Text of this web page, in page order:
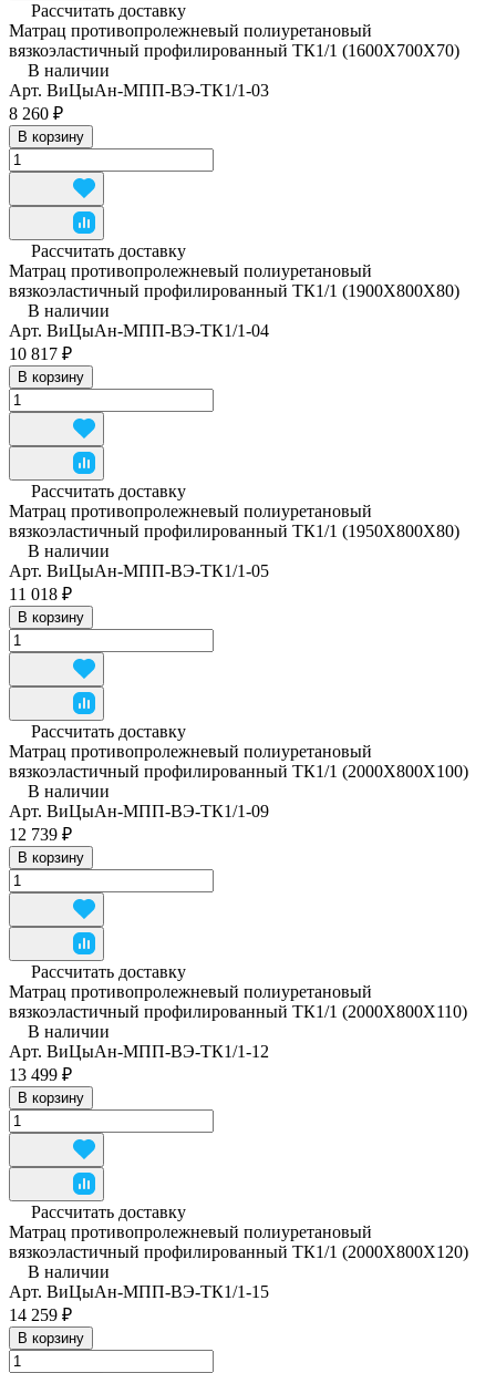
Рассчитать доставку
Матрац противопролежневый полиуретановый
вязкоэластичный профилированный ТК1/1 (1600Х700Х70)
В наличии
Арт. ВиЦыАн-МПП-ВЭ-ТК1/1-03
8 260 ₽
В корзину
Рассчитать доставку
Матрац противопролежневый полиуретановый
вязкоэластичный профилированный ТК1/1 (1900Х800Х80)
В наличии
Арт. ВиЦыАн-МПП-ВЭ-ТК1/1-04
10 817 ₽
В корзину
Рассчитать доставку
Матрац противопролежневый полиуретановый
вязкоэластичный профилированный ТК1/1 (1950Х800Х80)
В наличии
Арт. ВиЦыАн-МПП-ВЭ-ТК1/1-05
11 018 ₽
В корзину
Рассчитать доставку
Матрац противопролежневый полиуретановый
вязкоэластичный профилированный ТК1/1 (2000Х800Х100)
В наличии
Арт. ВиЦыАн-МПП-ВЭ-ТК1/1-09
12 739 ₽
В корзину
Рассчитать доставку
Матрац противопролежневый полиуретановый
вязкоэластичный профилированный ТК1/1 (2000Х800Х110)
В наличии
Арт. ВиЦыАн-МПП-ВЭ-ТК1/1-12
13 499 ₽
В корзину
Рассчитать доставку
Матрац противопролежневый полиуретановый
вязкоэластичный профилированный ТК1/1 (2000Х800Х120)
В наличии
Арт. ВиЦыАн-МПП-ВЭ-ТК1/1-15
14 259 ₽
В корзину